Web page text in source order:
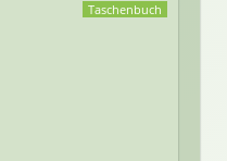
Taschenbuch